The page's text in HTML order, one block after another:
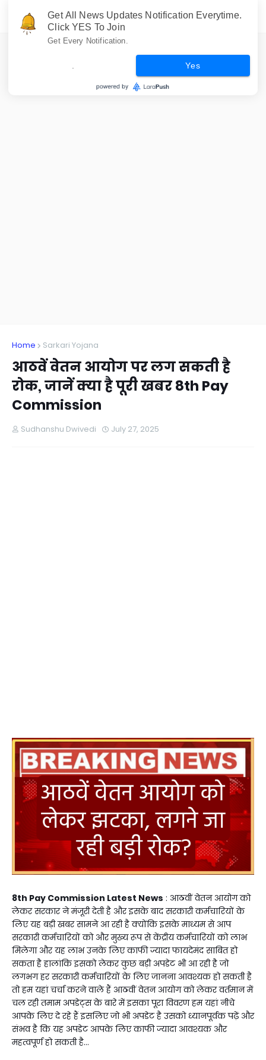
Home Sarkari Yojana
आठवें वेतन आयोग पर लग सकती है
रोक, जानें क्या है पूरी खबर 8th Pay
Commission
Sudhanshu Dwivedi July 27, 2025
8th Pay Commission Latest News : आठवीं वेतन आयोग को
लेकर सरकार ने मंजूरी देती है और इसके बाद सरकारी कर्मचारियों के
लिए यह बड़ी खबर सामने आ रही है क्योंकि इसके माध्यम से आप
सरकारी कर्मचारियों को और मुख्य रूप से केंद्रीय कर्मचारियों को लाभ
मिलेगा और यह लाभ उनके लिए काफी ज्यादा फायदेमंद साबित हो
सकता है हालांकि इसको लेकर कुछ बड़ी अपडेट भी आ रही है जो
लगभग हर सरकारी कर्मचारियों के लिए जानना आवश्यक हो सकती है
तो हम यहां चर्चा करने वाले हैं आठवीं वेतन आयोग को लेकर वर्तमान में
चल रही तमाम अपडेट्स के बारे में इसका पूरा विवरण हम यहां नीचे
आपके लिए दे रहे हैं इसलिए जो भी अपडेट है उसको ध्यानपूर्वक पढ़ें और
संभव है कि यह अपडेट आपके लिए काफी ज्यादा आवश्यक और
महत्वपूर्ण हो सकती है...
Get All News Updates Notification Everytime.
Click YES To Join
Get Every Notification.
Yes